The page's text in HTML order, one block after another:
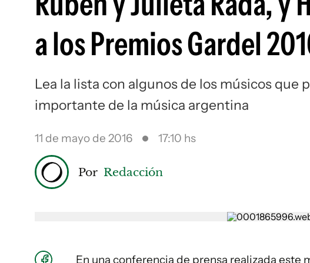
a los Premios Gardel
Lea la lista con algunos de los músicos que
importante de la música argentina
11 de mayo de 2016 17:10 hs
Por Redacción
En una conferencia de prensa realizada este